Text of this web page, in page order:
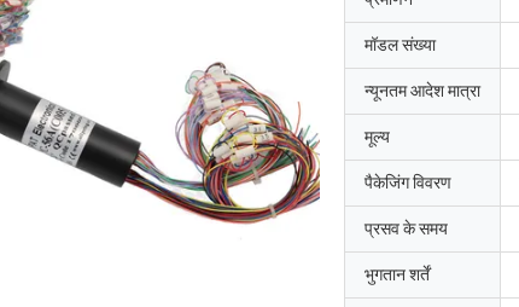
मॉडल संख्या
न्यूनतम आदेश मात्रा
मूल्य
पैकेजिंग विवरण
प्रसव के समय
भुगतान शर्तें